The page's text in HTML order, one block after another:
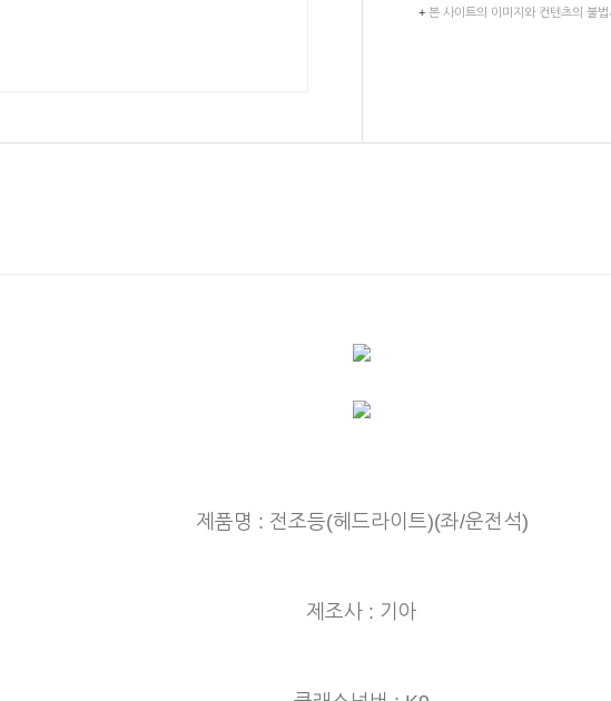
+ 본 사이트의 이미지와 컨텐츠의 불법
제품명 : 전조등(헤드라이트)(좌/운전석)
제조사 : 기아